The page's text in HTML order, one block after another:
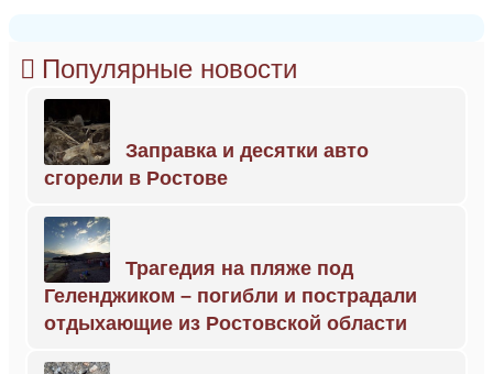
Популярные новости
Заправка и десятки авто
сгорели в Ростове
Трагедия на пляже под
Геленджиком – погибли и пострадали
отдыхающие из Ростовской области